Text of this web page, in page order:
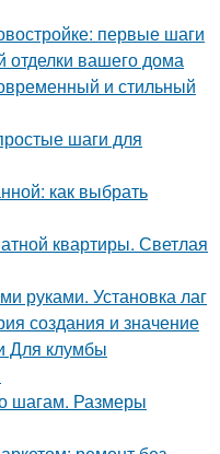
первые шаги
вашего дома
и стильный
шаги для
как выбрать
квартиры. Светлая
руками. Установка лаг
создания и значение
Для клумбы
шагам. Размеры